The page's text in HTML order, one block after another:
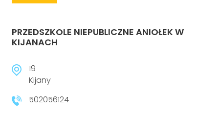
PRZEDSZKOLE NIEPUBLICZNE ANIOŁEK W
KIJANACH
19
Kijany
502056124